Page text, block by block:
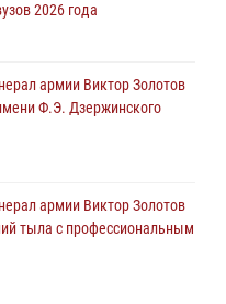
медикам и девушке с
2026 года
армии Виктор Золотов
Ф.Э. Дзержинского
армии Виктор Золотов
тыла с профессиональным